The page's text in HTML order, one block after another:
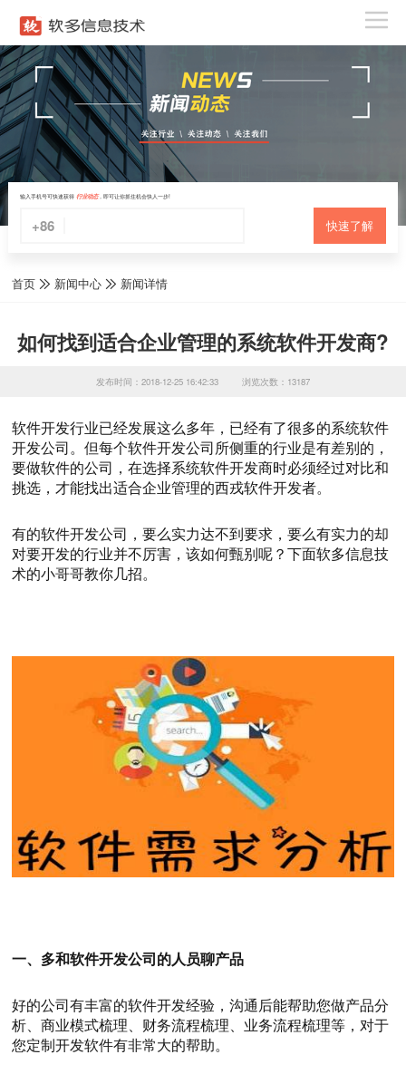
输入手机号可快速获得 行业动态，即可让你抓住机会快人一步!
+86 快速了解
首页 新闻中心 新闻详情
如何找到适合企业管理的系统软件开发商?
发布时间：2018-12-25 16:42:33 浏览次数：13187
软件开发行业已经发展这么多年，已经有了很多的系统软件
开发公司。但每个软件开发公司所侧重的行业是有差别的，
要做软件的公司，在选择系统软件开发商时必须经过对比和
挑选，才能找出适合企业管理的西戎软件开发者。
有的软件开发公司，要么实力达不到要求，要么有实力的却
对要开发的行业并不厉害，该如何甄别呢？下面软多信息技
术的小哥哥教你几招。
一、多和软件开发公司的人员聊产品
好的公司有丰富的软件开发经验，沟通后能帮助您做产品分
析、商业模式梳理、财务流程梳理、业务流程梳理等，对于
您定制开发软件有非常大的帮助。